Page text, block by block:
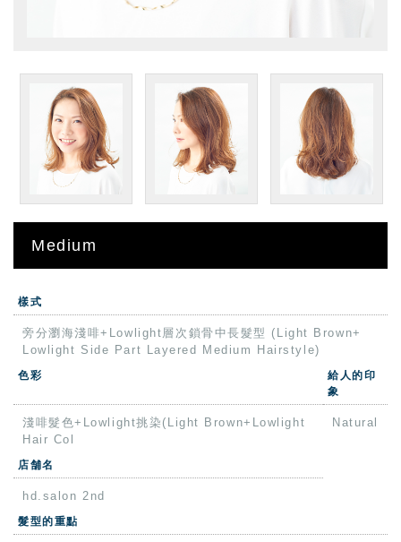
Medium
樣式
旁分瀏海淺啡+Lowlight層次鎖骨中長髮型 (Light Brown+
Lowlight Side Part Layered Medium Hairstyle)
色彩
給人的印
象
淺啡髮色+Lowlight挑染(Light Brown+Lowlight
Hair Col
Natural
店舗名
hd.salon 2nd
髮型的重點